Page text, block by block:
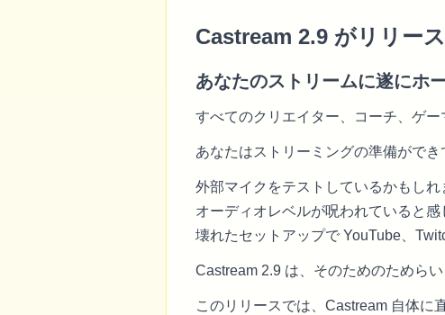
Castream 2.9 がリリー
あなたのストリームに遂にホ
すべてのクリエイター、コーチ、ゲ
あなたはストリーミングの準備がで
外部マイクをテストしているかもしれ
オーディオレベルが呪われていると感
壊れたセットアップで YouTube、
Castream 2.9 は、そのためのためら
このリリースでは、Castream 自体に